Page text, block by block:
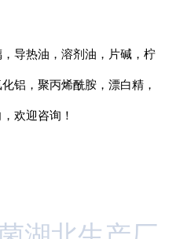
导热油，溶剂油，片碱，柠
铝，聚丙烯酰胺，漂白精，
欢迎咨询！